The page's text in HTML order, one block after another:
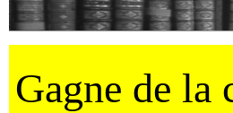
Gagne de